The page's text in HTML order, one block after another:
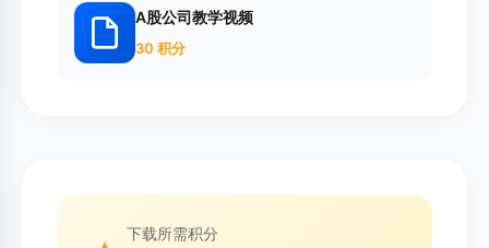
A股公司教学视频
30 积分
下载所需积分